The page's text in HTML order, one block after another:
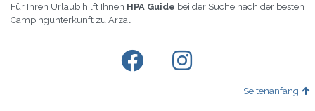
Für Ihren Urlaub hilft Ihnen HPA Guide bei der Suche nach der besten
Campingunterkunft zu Arzal
Seitenanfang